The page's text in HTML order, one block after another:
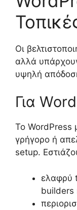
Οι
αλλά
υψηλή
Για
Το WordPress
γρήγορο ή
setup.
ελαφρύ
builders